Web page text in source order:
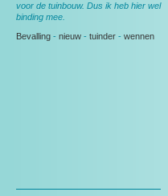
voor de tuinbouw. Dus ik heb hier wel
binding mee.
Bevalling - nieuw - tuinder - wennen